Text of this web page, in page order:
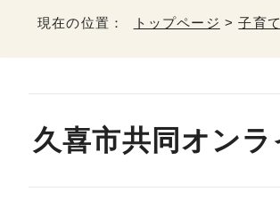
現在の位置： トップページ >子育
久喜市共同オン